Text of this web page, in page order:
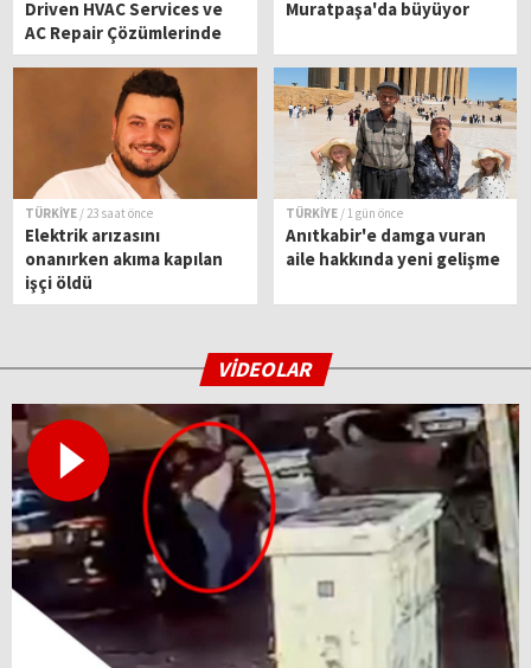
Driven HVAC Services ve
AC Repair Çözümlerinde
Güvenilir Teknik Hizmet
Muratpaşa'da büyüyor
TÜRKİYE / 23 saat önce
Elektrik arızasını
onanırken akıma kapılan
işçi öldü
TÜRKİYE / 1 gün önce
Anıtkabir'e damga vuran
aile hakkında yeni gelişme
VİDEOLAR